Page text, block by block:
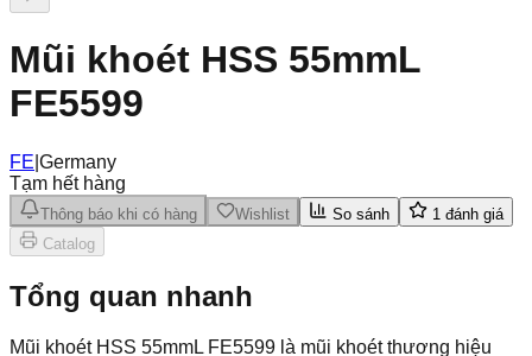
Mũi khoét HSS 55mmL
FE5599
FE Germany
Tạm hết hàng
Thông báo khi có hàng Wishlist So sánh 1 đánh giá
Catalog
Tổng quan nhanh
Mũi khoét HSS 55mmL FE5599 là mũi khoét thương hiệu